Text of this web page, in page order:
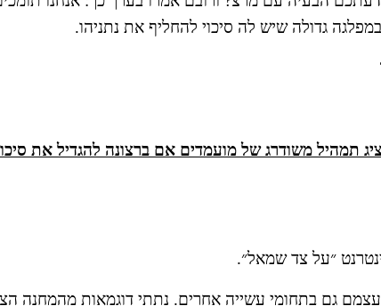
גדולה שיש לה סיכוי להחליף את נתניהו.
״על צד שמאל״.